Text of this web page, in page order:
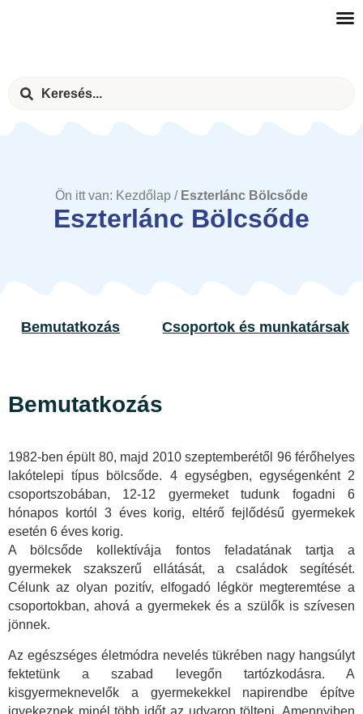
Ön itt van: Kezdőlap / Eszterlánc Bölcsőde
Eszterlánc Bölcsőde
Bemutatkozás Csoportok és munkatársak
Bemutatkozás
1982-ben épült 80, majd 2010 szeptemberétől 96 férőhelyes
lakótelepi típus bölcsőde. 4 egységben, egységenként 2
csoportszobában, 12-12 gyermeket tudunk fogadni 6
hónapos kortól 3 éves korig, eltérő fejlődésű gyermekek
esetén 6 éves korig.
A bölcsőde kollektívája fontos feladatának tartja a
gyermekek szakszerű ellátását, a családok segítését.
Célunk az olyan pozitív, elfogadó légkör megteremtése a
csoportokban, ahová a gyermekek és a szülők is szívesen
jönnek.
Az egészséges életmódra nevelés tükrében nagy hangsúlyt
fektetünk a szabad levegőn tartózkodásra. A
kisgyermeknevelők a gyermekekkel napirendbe építve
igyekeznek minél több időt az udvaron tölteni. Amennyiben